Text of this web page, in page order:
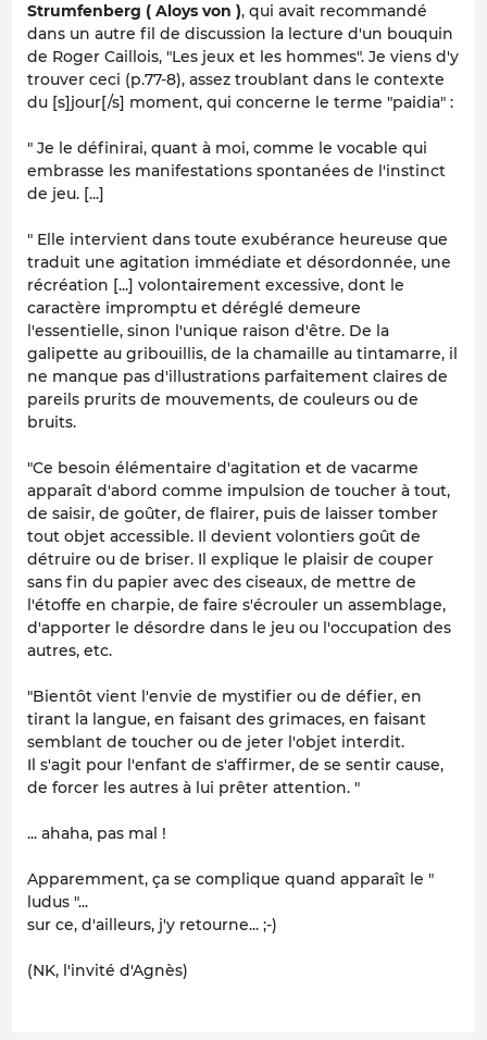
Strumfenberg ( Aloys von ), qui avait recommandé
dans un autre fil de discussion la lecture d'un bouquin
de Roger Caillois, "Les jeux et les hommes". Je viens d'y
trouver ceci (p.77-8), assez troublant dans le contexte
du [s]jour[/s] moment, qui concerne le terme "paidia" :
" Je le définirai, quant à moi, comme le vocable qui
embrasse les manifestations spontanées de l'instinct
de jeu. [...]
" Elle intervient dans toute exubérance heureuse que
traduit une agitation immédiate et désordonnée, une
récréation [...] volontairement excessive, dont le
caractère impromptu et déréglé demeure
l'essentielle, sinon l'unique raison d'être. De la
galipette au gribouillis, de la chamaille au tintamarre, il
ne manque pas d'illustrations parfaitement claires de
pareils prurits de mouvements, de couleurs ou de
bruits.
"Ce besoin élémentaire d'agitation et de vacarme
apparaît d'abord comme impulsion de toucher à tout,
de saisir, de goûter, de flairer, puis de laisser tomber
tout objet accessible. Il devient volontiers goût de
détruire ou de briser. Il explique le plaisir de couper
sans fin du papier avec des ciseaux, de mettre de
l'étoffe en charpie, de faire s'écrouler un assemblage,
d'apporter le désordre dans le jeu ou l'occupation des
autres, etc.
"Bientôt vient l'envie de mystifier ou de défier, en
tirant la langue, en faisant des grimaces, en faisant
semblant de toucher ou de jeter l'objet interdit.
Il s'agit pour l'enfant de s'affirmer, de se sentir cause,
de forcer les autres à lui prêter attention. "
... ahaha, pas mal !
Apparemment, ça se complique quand apparaît le "
ludus "...
sur ce, d'ailleurs, j'y retourne... ;-)
(NK, l'invité d'Agnès)